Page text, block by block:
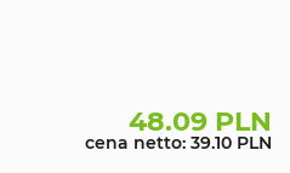
48.09 PLN
cena netto: 39.10 PLN